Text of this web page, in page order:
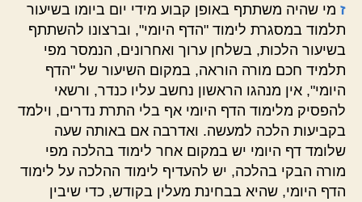
ז מי שהיה משתתף באופן קבוע מידי יום ביומו בשיעור
תלמוד במסגרת לימוד "הדף היומי", וברצונו להשתתף
בשיעור הלכות, בשלחן ערוך ואחרונים, הנמסר מפי
תלמיד חכם מורה הוראה, במקום השיעור של "הדף
היומי", אין מנהגו הראשון נחשב עליו כנדר, ורשאי
להפסיק מלימוד הדף היומי אף בלי התרת נדרים, וילמד
בקביעות הלכה למעשה. ואדרבה אם באותה שעה
שלומד דף היומי יש במקום אחר לימוד בהלכה מפי
מורה הבקי בהלכה, יש להעדיף לימוד ההלכה על לימוד
הדף היומי, שהיא בבחינת מעלין בקודש, כדי שיבין